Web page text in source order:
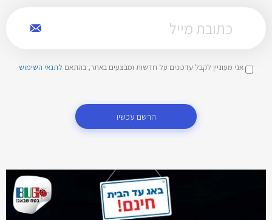
אני מעוניין לקבל עדכונים על חדשות ומבצעים באתר, בהתאם לתנאי השימוש
הרשם עכשיו